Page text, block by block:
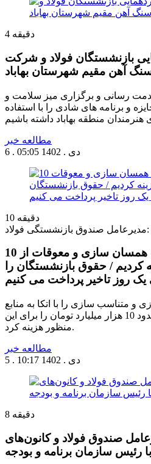
4 دقیقه
بازنشستگان فولاد و شرکت
آهن مقیم شهرستان بهاباد
رسانی و برگزاری میز سلامت و
و برنامه های شادی را با استفاده
هنرمندان منطقه بهاباد داشته باشیم
مطالعه خبر
6 . دی . 1402
05:05
10 دقیقه
مدیرعامل صندوق بازنشستگی فولاد:
10 هزار میلیارد تومان بابت همسان سازی و معوقات از
کردیم / حقوق بازنشستگان را
روز تاخیر پرداخت می کنیم
و متناسب سازی را با اتکا به منابع
داخلی خود اجرا نمود و حدود 10 هزار میلیارد تومان را برای این
منظور هزینه کرد.
مطالعه خبر
5 . دی . 1402
10:17
8 دقیقه
صندوق فولاد و کانون‌های
رئیس سازمان برنامه و بودجه